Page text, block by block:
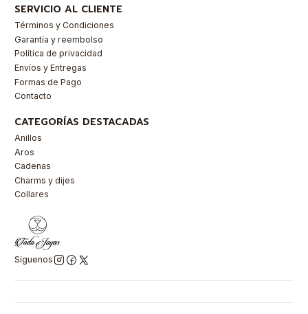
SERVICIO AL CLIENTE
Términos y Condiciones
Garantía y reembolso
Política de privacidad
Envíos y Entregas
Formas de Pago
Contacto
CATEGORÍAS DESTACADAS
Anillos
Aros
Cadenas
Charms y dijes
Collares
Síguenos